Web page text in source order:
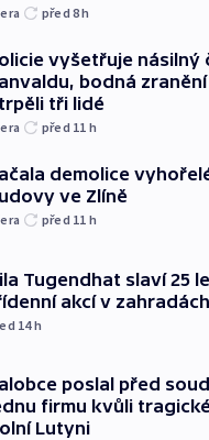
před 8h
vyšetřuje násilný
bodná
tři lidé
před 11 h
demolice
ve Zlíně
před 11 h
Tugendhat slaví 25
akcí v zahradách
14h
poslal před
firmu kvůli
Lutyni